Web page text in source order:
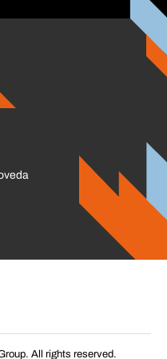
All rights reserved.